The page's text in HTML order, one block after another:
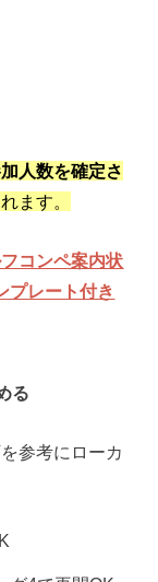
人数を確定さ
ます。
コンペ案内状
プレート付き
る
参考にローカ